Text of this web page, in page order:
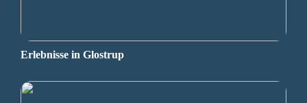
Erlebnisse in Glostrup